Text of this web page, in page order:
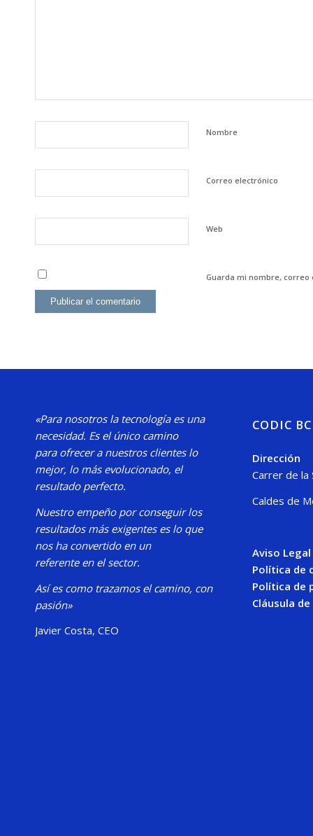
Nombre
Correo electrónico
Web
Guarda mi nombre, correo
«Para nosotros la tecnología es una
necesidad. Es el único camino
para ofrecer a nuestros clientes lo
mejor, lo más evolucionado, el
resultado perfecto.
Nuestro empeño por conseguir los
resultados más exigentes es lo que
nos ha convertido en un
referente en el sector.
Así es como trazamos el camino, con
pasión»
Javier Costa, CEO
CODIC
Dirección
Carrer de la
Caldes de
Aviso Legal
Política de
Política de
Cláusula